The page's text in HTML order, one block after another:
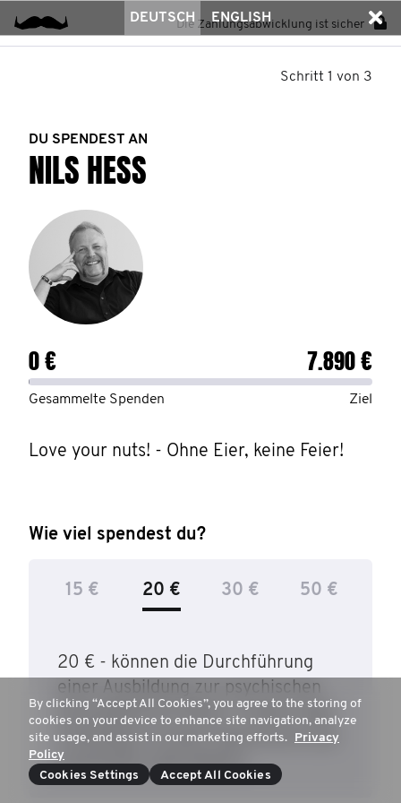
DEUTSCH ENGLISH
Die Zahlungsabwicklung ist sicher
Schritt 1 von 3
DU SPENDEST AN
NILS HESS
0 € 7.890 €
Gesammelte Spenden Ziel
Love your nuts! - Ohne Eier, keine Feier!
Wie viel spendest du?
15 € 20 € 30 € 50 €
20 € - können die Durchführung
einer Ausbildung zur psychischen
Gesundheit für Eltern, Trainer oder
Freiwillige in einem Sportverein der
Gemeinde unterstützen.
By clicking “Accept All Cookies”, you agree to the storing of
cookies on your device to enhance site navigation, analyze
site usage, and assist in our marketing efforts. Privacy
Policy
Cookies Settings
Accept All Cookies